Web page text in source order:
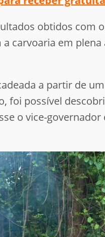
obtidos com
carvoaria em
a partir de
foi possível
o vice-